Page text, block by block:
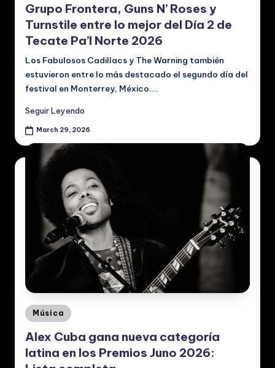
Grupo Frontera, Guns N’ Roses y
Turnstile entre lo mejor del Día 2 de
Tecate Pa’l Norte 2026
Los Fabulosos Cadillacs y The Warning también
estuvieron entre lo más destacado el segundo día del
festival en Monterrey, México.…
Seguir Leyendo
March 29, 2026
Posted
in
Música
Alex Cuba gana nueva categoría
latina en los Premios Juno 2026: